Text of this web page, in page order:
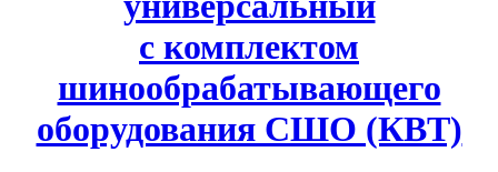
с комплектом
шинообрабатывающего
оборудования СШО (КВТ)